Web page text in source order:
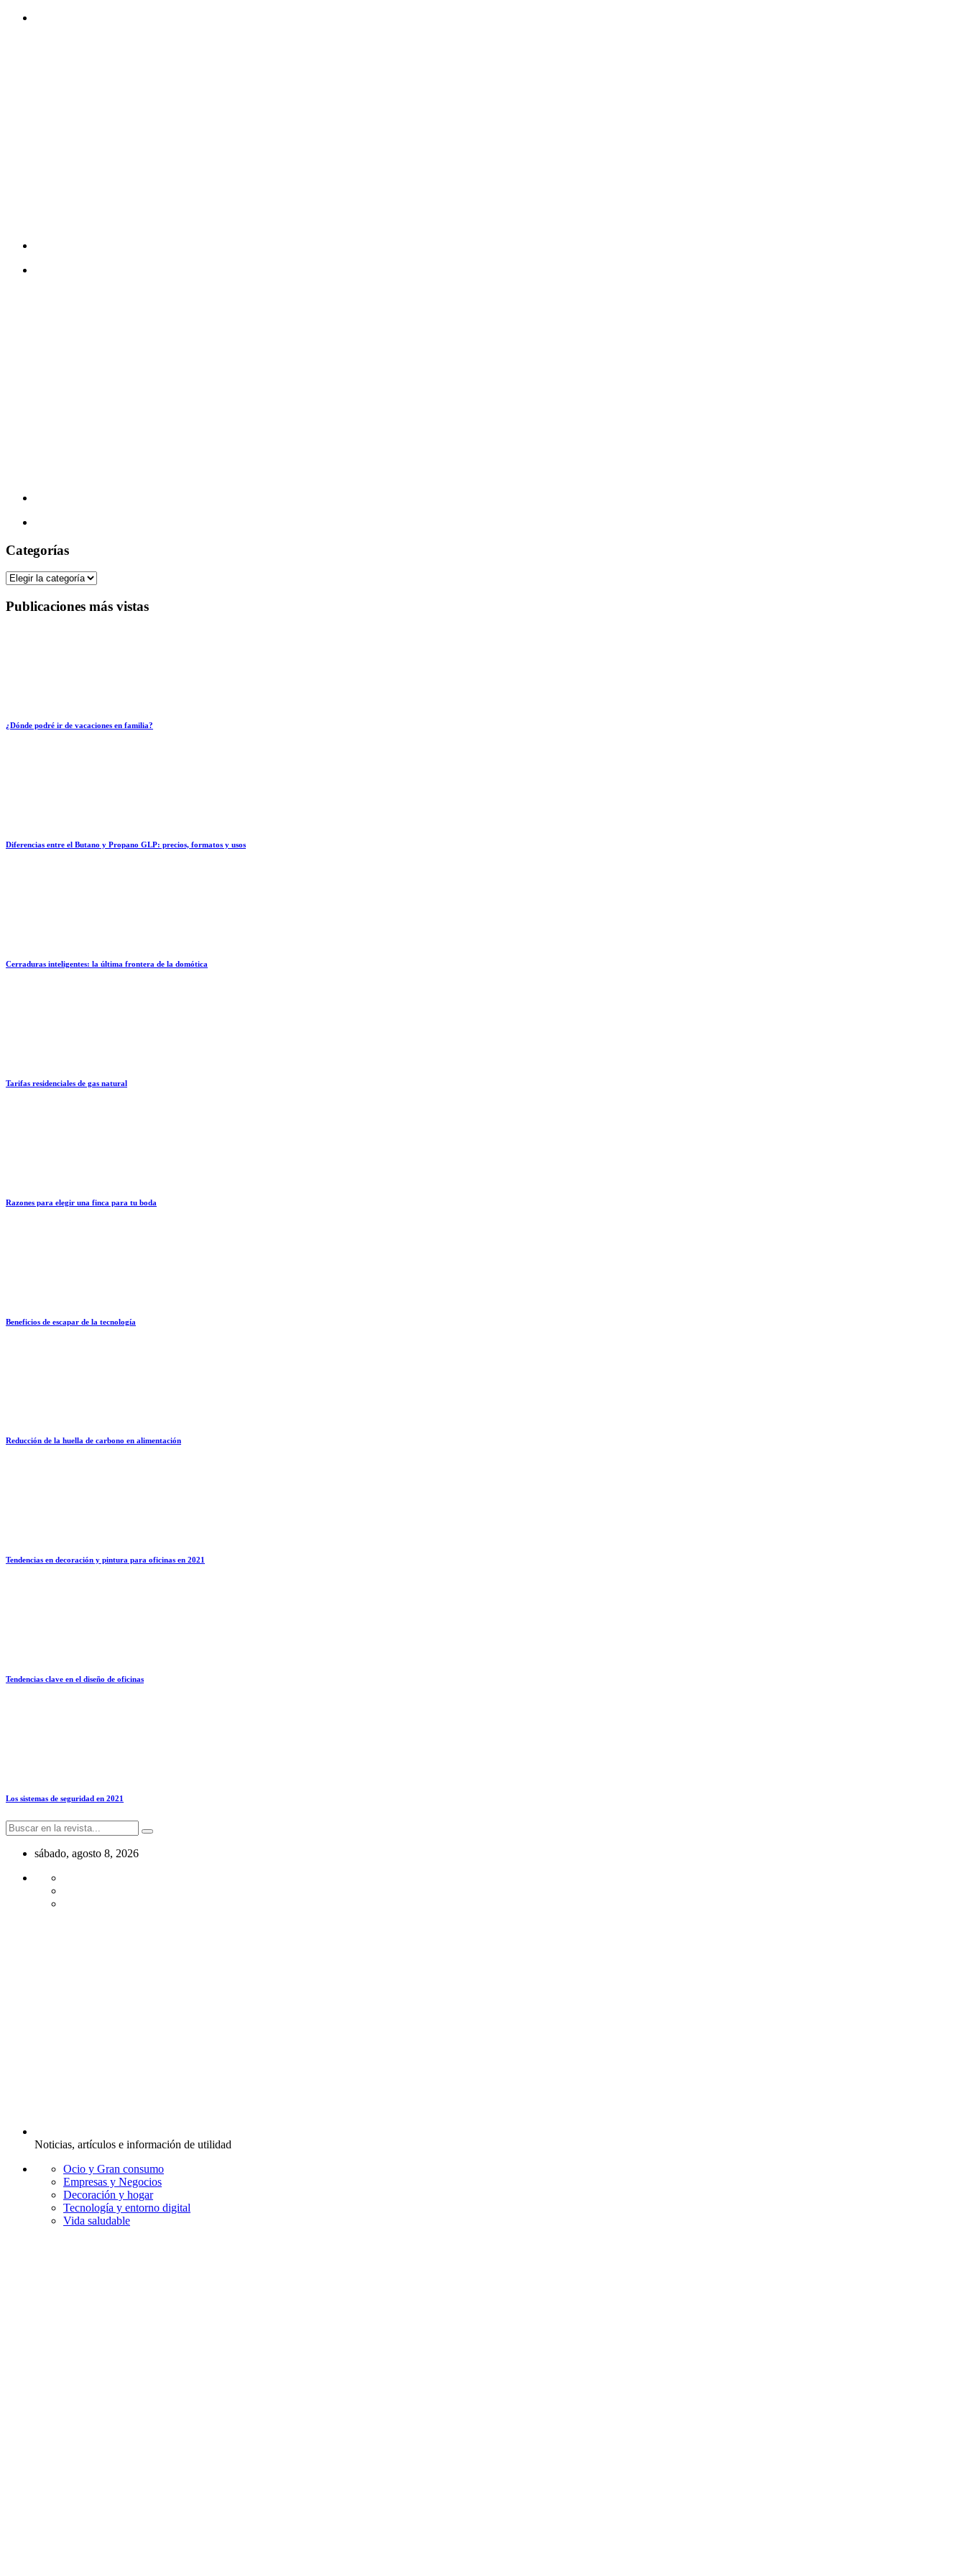
Categorías
Categorías
Publicaciones más vistas
¿Dónde podré ir de vacaciones en familia?
Diferencias entre el Butano y Propano GLP: precios, formatos y usos
Cerraduras inteligentes: la última frontera de la domótica
Tarifas residenciales de gas natural
Razones para elegir una finca para tu boda
Beneficios de escapar de la tecnología
Reducción de la huella de carbono en alimentación
Tendencias en decoración y pintura para oficinas en 2021
Tendencias clave en el diseño de oficinas
Los sistemas de seguridad en 2021
sábado, agosto 8, 2026
Noticias, artículos e información de utilidad
Ocio y Gran consumo
Empresas y Negocios
Decoración y hogar
Tecnología y entorno digital
Vida saludable